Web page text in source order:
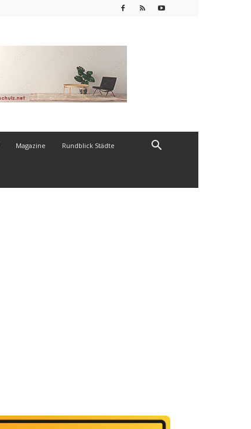
Magazine Rundblick Städte